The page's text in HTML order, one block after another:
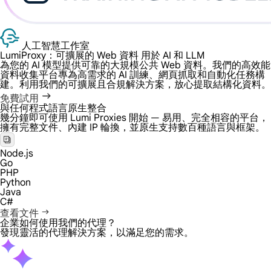
人工智慧工作室
LumiProxy：可擴展的 Web 資料 用於 AI 和 LLM
為您的 AI 模型提供可靠的大規模公共 Web 資料。我們的高效能
資料收集平台專為高需求的 AI 訓練、網頁抓取和自動化任務構
建。利用我們的可擴展且合規解決方案，放心提取結構化資料。
免費試用
與任何程式語言原生整合
幾分鐘即可使用 Lumi Proxies 開始 — 易用、完全相容的平台，
擁有完整文件、內建 IP 輪換，並原生支持數百種語言與框架。
Node.js
Go
PHP
Python
Java
C#
查看文件
企業如何使用我們的代理？
發現靈活的代理解決方案，以滿足您的需求。